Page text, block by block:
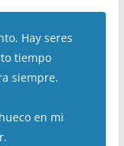
Hay seres
tiempo
siempre.
en mi